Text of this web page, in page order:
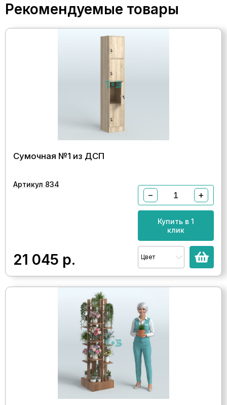
Рекомендуемые товары
Сумочная №1 из ДСП
Артикул 834
21 045 р.
− +
Купить в 1
клик
Цвет